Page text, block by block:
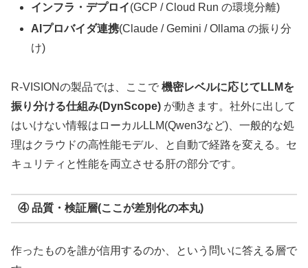
インフラ・デプロイ(GCP / Cloud Run の環境分離)
AIプロバイダ連携(Claude / Gemini / Ollama の振り分
け)
R-VISIONの製品では、ここで 機密レベルに応じてLLMを
振り分ける仕組み(DynScope) が動きます。社外に出して
はいけない情報はローカルLLM(Qwen3など)、一般的な処
理はクラウドの高性能モデル、と自動で経路を変える。セ
キュリティと性能を両立させる肝の部分です。
④ 品質・検証層(ここが差別化の本丸)
作ったものを誰が信用するのか、という問いに答える層で